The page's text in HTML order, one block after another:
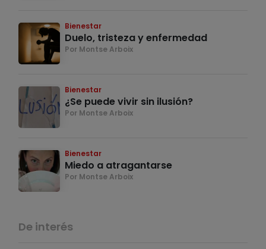
Bienestar
Duelo, tristeza y enfermedad
Por Montse Arboix
Bienestar
¿Se puede vivir sin ilusión?
Por Montse Arboix
Bienestar
Miedo a atragantarse
Por Montse Arboix
De interés